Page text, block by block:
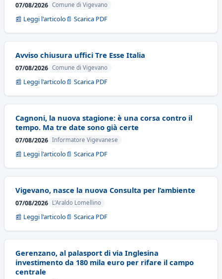
07/08/2026 Comune di Vigevano
📰 Leggi l'articolo 📄 Scarica PDF
Avviso chiusura uffici Tre Esse Italia
07/08/2026 Comune di Vigevano
📰 Leggi l'articolo 📄 Scarica PDF
Cagnoni, la nuova stagione: è una corsa contro il
tempo. Ma tre date sono già certe
07/08/2026 Informatore Vigevanese
📰 Leggi l'articolo 📄 Scarica PDF
Vigevano, nasce la nuova Consulta per l’ambiente
07/08/2026 L'Araldo Lomellino
📰 Leggi l'articolo 📄 Scarica PDF
Gerenzano, al palasport di via Inglesina
investimento da 180 mila euro per rifare il campo
centrale